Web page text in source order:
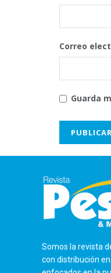
Correo
Guarda
Somos la revista
con distribución